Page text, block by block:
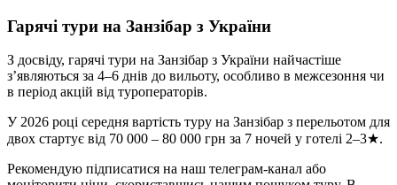
Гарячі тури на Занзібар з України
З досвіду, гарячі тури на Занзібар з України найчастіше
з’являються за 4–6 днів до вильоту, особливо в межсезоння чи
в період акцій від туроператорів.
У 2026 році середня вартість туру на Занзібар з перельотом для
двох стартує від 70 000 – 80 000 грн за 7 ночей у готелі 2–3★.
Рекомендую підписатися на наш телеграм-канал або